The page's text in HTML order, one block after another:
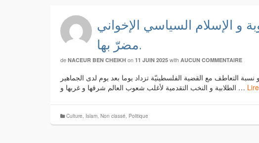
و الإسلام السياسي الإخواني
مضرّ بها.
de NACEUR BEN CHEIKH on 11 JUIN 2025 with AUCUN COMMENTAIRE
منذ انطلاق عمليّة الإبادة المبرمجة لفلسطينيي غزّه إثر إنجاز فصائل المقاومة لملحمة إختراق السادس من أكتوبز 2023 و نسبة التعاطف مع القضية الفلسطينيّة تزداد يوما بعد يوم لدى الجماهير
الطلابية و النخب التقدمية لأغلب شعوب العالم شرقها و غربها و …
Culture, Islam, Non classé, Politique